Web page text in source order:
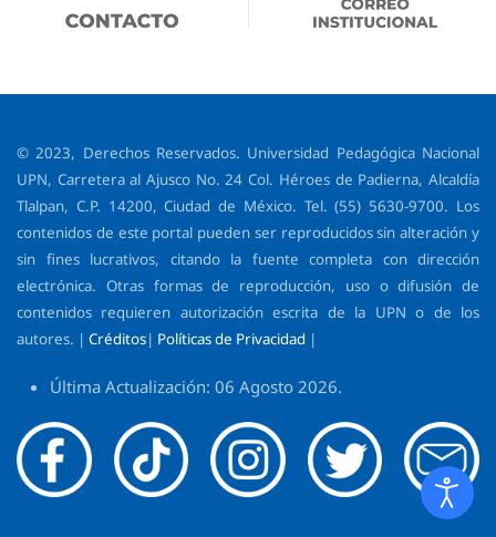
© 2023, Derechos Reservados. Universidad Pedagógica Nacional
UPN, Carretera al Ajusco No. 24 Col. Héroes de Padierna, Alcaldía
Tlalpan, C.P. 14200, Ciudad de México. Tel. (55) 5630-9700. Los
contenidos de este portal pueden ser reproducidos sin alteración y
sin fines lucrativos, citando la fuente completa con dirección
electrónica. Otras formas de reproducción, uso o difusión de
contenidos requieren autorización escrita de la UPN o de los
autores. | Créditos| Políticas de Privacidad |
Última Actualización: 06 Agosto 2026.